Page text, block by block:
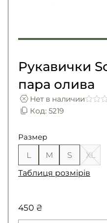
Возврат и обмен
Рукавички
пара олива
Нет в наличии
Код: 5219
Размер
L M S
XL
Таблиця розмірів
450 ₴